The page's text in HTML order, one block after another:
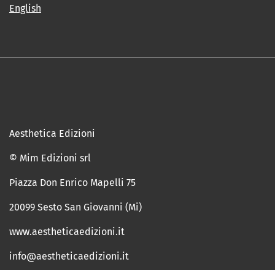
English
Aesthetica Edizioni
© Mim Edizioni srl
Piazza Don Enrico Mapelli 75
20099 Sesto San Giovanni (Mi)
www.aestheticaedizioni.it
info@aestheticaedizioni.it